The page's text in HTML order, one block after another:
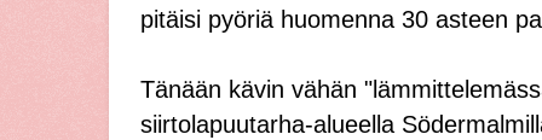
pitäisi pyöriä huomenna 30 asteen
Tänään kävin vähän
siirtolapuutarha-alueella